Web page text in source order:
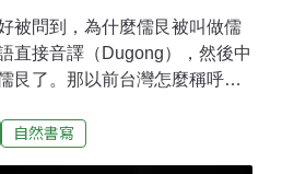
被問到，為什麼儒艮被叫做儒
直接音譯（Dugong），然後中
艮了。那以前台灣怎麼稱呼儒
使槎錄》（1736）、《苑裡
自然書寫